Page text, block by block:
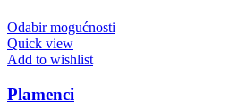
Odabir mogućnosti
Quick view
Add to wishlist
Plamenci